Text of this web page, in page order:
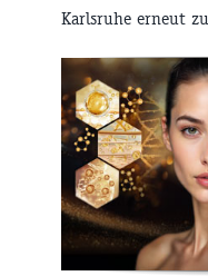
Karlsruhe erneut